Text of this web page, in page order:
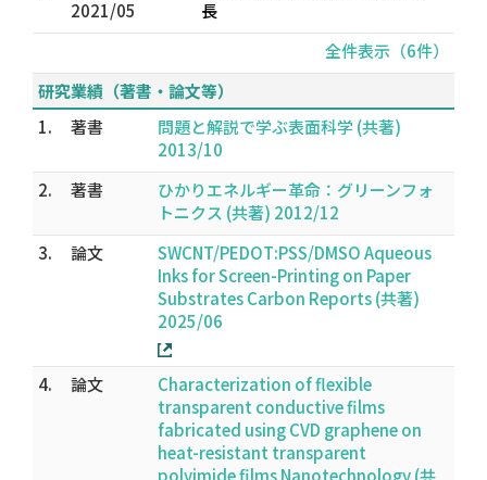
2021/05
長
全件表示（6件）
研究業績（著書・論文等）
1.
著書
問題と解説で学ぶ表面科学 (共著)
2013/10
2.
著書
ひかりエネルギー革命：グリーンフォ
トニクス (共著) 2012/12
3.
論文
SWCNT/PEDOT:PSS/DMSO Aqueous
Inks for Screen-Printing on Paper
Substrates Carbon Reports (共著)
2025/06
4. 論文
Characterization of flexible
transparent conductive films
fabricated using CVD graphene on
heat-resistant transparent
polyimide films Nanotechnology (共